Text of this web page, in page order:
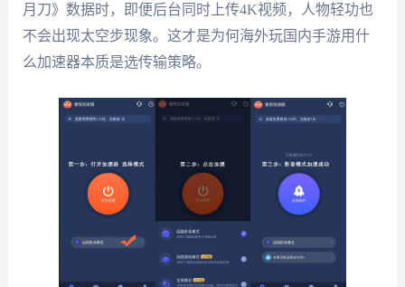
月刀》数据时，即便后台同时上传4K视频，人物轻功也
不会出现太空步现象。这才是为何海外玩国内手游用什
么加速器本质是选传输策略。